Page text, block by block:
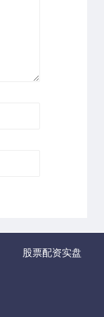
股票配资实盘